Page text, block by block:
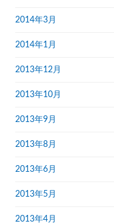
2014年3月
2014年1月
2013年12月
2013年10月
2013年9月
2013年8月
2013年6月
2013年5月
2013年4月